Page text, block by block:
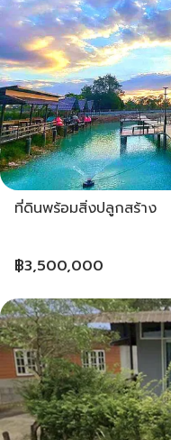
ที่ดินพร้อมสิ่งปลูกสร้าง
฿3,500,000